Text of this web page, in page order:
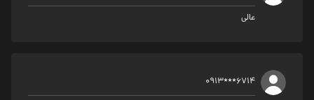
عالی
0913***6714